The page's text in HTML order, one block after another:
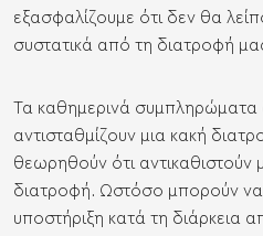
εξασφαλίζουμε ότι δεν θα
συστατικά από τη διατροφή
Τα καθημερινά
αντισταθμίζουν μια κακή
θεωρηθούν ότι αντικαθιστούν
διατροφή. Ωστόσο μπορούν
υποστήριξη κατά τη διάρκεια